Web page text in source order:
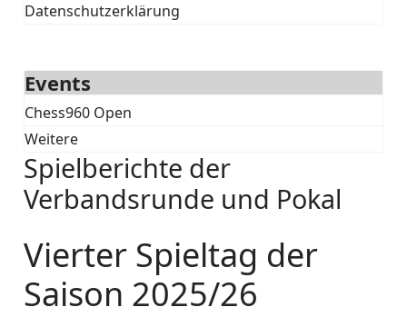
Datenschutzerklärung
Events
Chess960 Open
Weitere
Spielberichte der
Verbandsrunde und Pokal
Vierter Spieltag der
Saison 2025/26